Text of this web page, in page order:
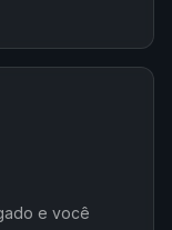
e você